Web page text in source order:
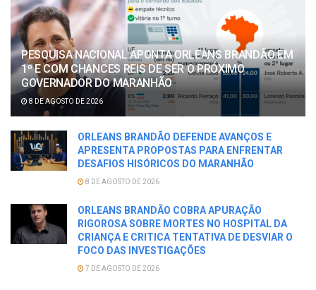
PESQUISA NACIONAL APONTA ORLEANS BRANDÃO EM
1º E COM CHANCES REIS DE SER O PRÓXIMO
GOVERNADOR DO MARANHÃO
8 DE AGOSTO DE 2026
ORLEANS BRANDÃO DEFENDE AVANÇOS E
APRESENTA PROPOSTAS PARA ENFRENTAR
DESAFIOS HISÓRICOS DO MARANHÃO
8 DE AGOSTO DE 2026
ORLEANS BRANDÃO COBRA APURAÇÃO
RIGOROSA SOBRE MORTES NO HOSPITAL DA
CRIANÇA E CRITICA TENTATIVA DE DESVIAR O
FOCO DAS INVESTIGAÇÕES
7 DE AGOSTO DE 2026